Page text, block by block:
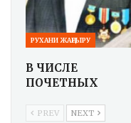
РУХАНИ ЖАҢҒЫРУ
В ЧИСЛЕ
ПОЧЕТНЫХ
PREV NEXT